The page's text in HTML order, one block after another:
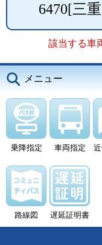
6470[三
該当する車
メニュー
乗降指定 車両指定
路線図 遅延証明書